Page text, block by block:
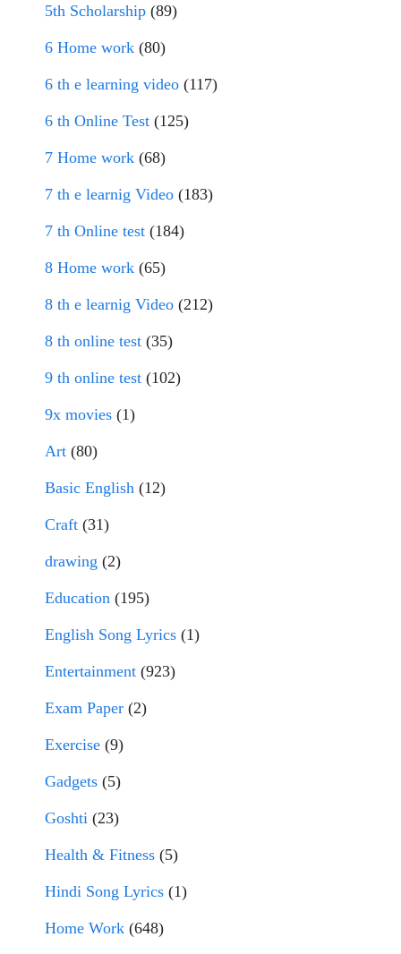
5th Scholarship (89)
6 Home work (80)
6 th e learning video (117)
6 th Online Test (125)
7 Home work (68)
7 th e learnig Video (183)
7 th Online test (184)
8 Home work (65)
8 th e learnig Video (212)
8 th online test (35)
9 th online test (102)
9x movies (1)
Art (80)
Basic English (12)
Craft (31)
drawing (2)
Education (195)
English Song Lyrics (1)
Entertainment (923)
Exam Paper (2)
Exercise (9)
Gadgets (5)
Goshti (23)
Health & Fitness (5)
Hindi Song Lyrics (1)
Home Work (648)